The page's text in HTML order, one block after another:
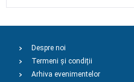
Despre noi
Termeni și condiții
Arhiva evenimentelor